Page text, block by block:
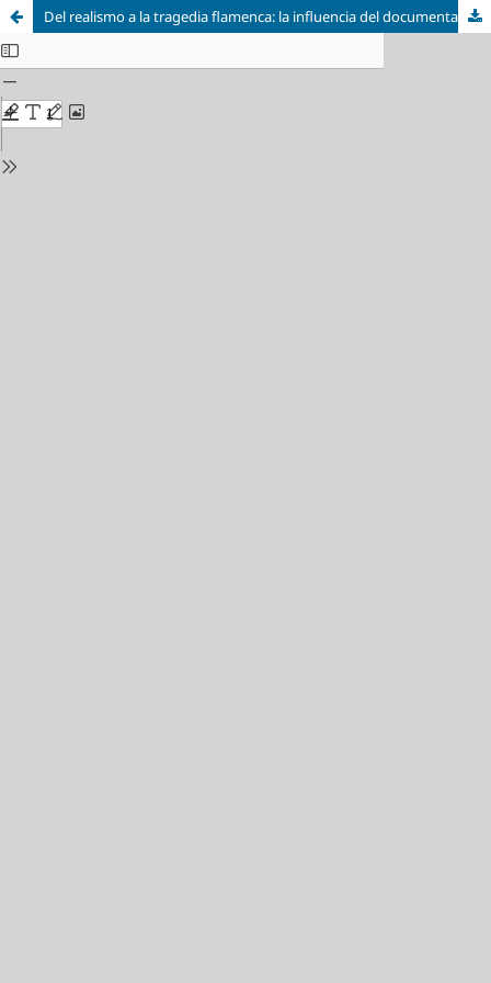
Del realismo a la tragedia flamenca: la influencia del documental buñueliano en la obra musical de Carlos Saura